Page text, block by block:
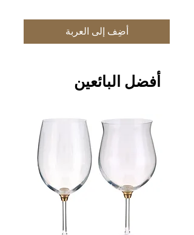
أضِف إلى العربة
أفضل البائعين